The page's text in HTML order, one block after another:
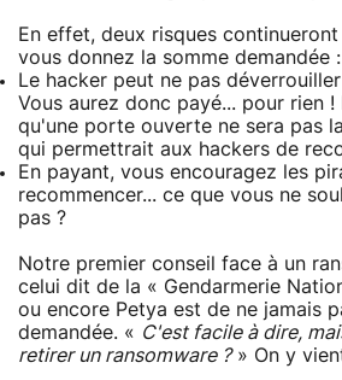
En effet, deux risques
vous donnez la somme demandée :
Le hacker peut ne pas
Vous aurez donc payé... pour rien
qu'une porte ouverte ne sera pas
qui permettrait aux hackers de
En payant, vous encouragez les
recommencer... ce que vous ne
pas ?
Notre premier conseil face à un
celui dit de la « Gendarmerie
ou encore Petya est de ne jamais
demandée. « C'est facile à dire,
retirer un ransomware ?» On y